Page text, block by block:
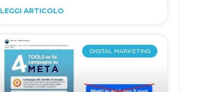
LEGGI ARTICOLO
DIGITAL MARKETING